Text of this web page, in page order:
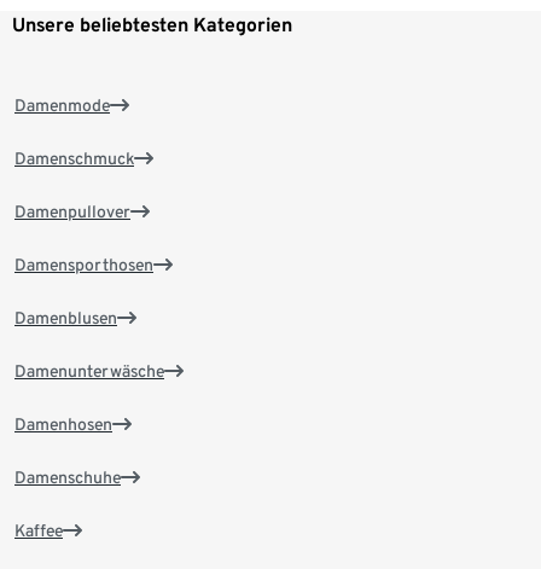
Unsere beliebtesten Kategorien
Damenmode
Damenschmuck
Damenpullover
Damensporthosen
Damenblusen
Damenunterwäsche
Damenhosen
Damenschuhe
Kaffee